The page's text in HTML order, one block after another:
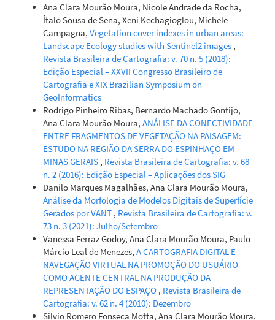
Ana Clara Mourão Moura, Nicole Andrade da Rocha,
Ítalo Sousa de Sena, Xeni Kechagioglou, Michele
Campagna, Vegetation cover indexes in urban areas:
Landscape Ecology studies with Sentinel2 images ,
Revista Brasileira de Cartografia: v. 70 n. 5 (2018):
Edição Especial – XXVII Congresso Brasileiro de
Cartografia e XIX Brazilian Symposium on
GeoInformatics
Rodrigo Pinheiro Ribas, Bernardo Machado Gontijo,
Ana Clara Mourão Moura, ANÁLISE DA CONECTIVIDADE
ENTRE FRAGMENTOS DE VEGETAÇÃO NA PAISAGEM:
ESTUDO NA REGIÃO DA SERRA DO ESPINHAÇO EM
MINAS GERAIS , Revista Brasileira de Cartografia: v. 68
n. 2 (2016): Edição Especial – Aplicações dos SIG
Danilo Marques Magalhães, Ana Clara Mourão Moura,
Análise da Morfologia de Modelos Digitais de Superfície
Gerados por VANT , Revista Brasileira de Cartografia: v.
73 n. 3 (2021): Julho/Setembro
Vanessa Ferraz Godoy, Ana Clara Mourão Moura, Paulo
Márcio Leal de Menezes, A CARTOGRAFIA DIGITAL E
NAVEGAÇÃO VIRTUAL NA PROMOÇÃO DO USUÁRIO
COMO AGENTE CENTRAL NA PRODUÇÃO DA
REPRESENTAÇÃO DO ESPAÇO , Revista Brasileira de
Cartografia: v. 62 n. 4 (2010): Dezembro
Silvio Romero Fonseca Motta, Ana Clara Mourão Moura,